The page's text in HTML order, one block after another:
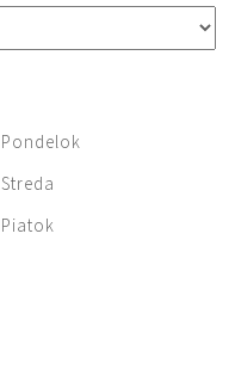
Pondelok
Streda
Piatok